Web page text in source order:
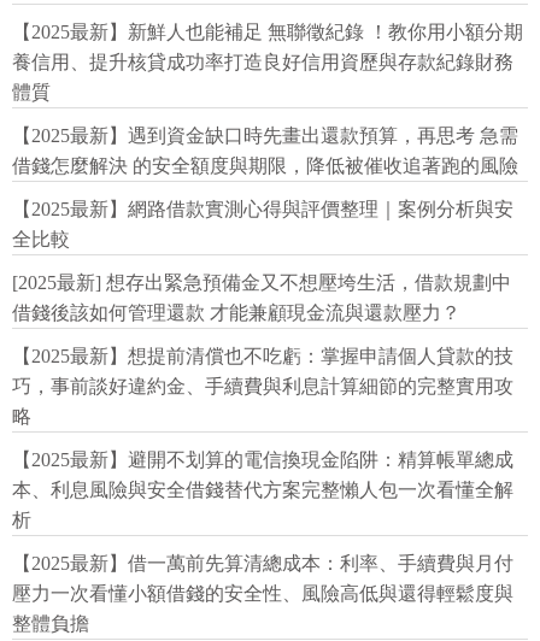
【2025最新】新鮮人也能補足 無聯徵紀錄 ！教你用小額分期
養信用、提升核貸成功率打造良好信用資歷與存款紀錄財務
體質
【2025最新】遇到資金缺口時先畫出還款預算，再思考 急需
借錢怎麼解決 的安全額度與期限，降低被催收追著跑的風險
【2025最新】網路借款實測心得與評價整理｜案例分析與安
全比較
[2025最新] 想存出緊急預備金又不想壓垮生活，借款規劃中
借錢後該如何管理還款 才能兼顧現金流與還款壓力？
【2025最新】想提前清償也不吃虧：掌握申請個人貸款的技
巧，事前談好違約金、手續費與利息計算細節的完整實用攻
略
【2025最新】避開不划算的電信換現金陷阱：精算帳單總成
本、利息風險與安全借錢替代方案完整懶人包一次看懂全解
析
【2025最新】借一萬前先算清總成本：利率、手續費與月付
壓力一次看懂小額借錢的安全性、風險高低與還得輕鬆度與
整體負擔